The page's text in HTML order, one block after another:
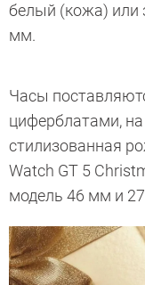
белый (кожа) или
мм.
Часы
циферблатами,
стилизованная
Watch GT 5
модель 46 мм и